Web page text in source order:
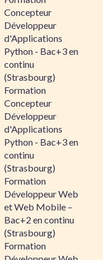
Concepteur
Développeur
d'Applications
Python - Bac+3 en
continu
(Strasbourg)
Formation
Concepteur
Développeur
d'Applications
Python - Bac+3 en
continu
(Strasbourg)
Formation
Développeur Web
et Web Mobile –
Bac+2 en continu
(Strasbourg)
Formation